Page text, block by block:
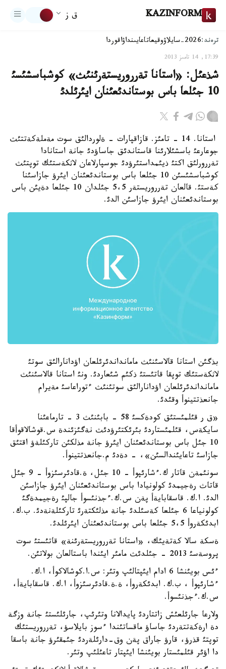
KAZINFORM ق ز
ترەند:2026-سايلاۋ وقيعاتاعايىنداۋاقوردا
17:39, 14 تامىز 2013
شذعئل: «استانا تةرروريستةرئنئث» كوشباسشئسئ
10 جئلعا باس بوستاندئعئنان ايئرئلدئ
استانا. 14 - تامئز. قازاقپارات - ةلوردالئق سوت مةملةكةتتئث
جوعارعئ باسشئلارئنا قاستاندئق جاساؤدئ جانة استانادا
تةررورلئق اكتئ ذيئمداستئرؤدئ جوسپارلاعان لاثكةستئك توپتئث
كوشباسشئسئن 10 جئلعا باس بوستاندئعئنان ايئرؤ جازاسئنا
كةستئ. قالعان تةرروريستةر 5،5 جئلدان 10 جئلعا دةيئن باس
بوستاندئعئنان ايئرؤ جازاسئن الدئ.
بذگئن استانا قالاسئنئث مامانداندئرئلعان اؤدانارالئق سوتئ
لاثكةستئك توپقا قاتئستئ ذكئم شئعاردئ. ونئ استانا قالاسئنئث
مامانداندئرئلعان اؤدانارالئق سوتئنئث ءتوراعاسئ مةيرام
جانعذتتينوأ وقئدئ.
«ق ر قئلمئستئق كودةكسئ 58 - بابئنئث 3 - تارماعئنا
سايكةس، قئلمئستاردئ بئرئكتئرؤدئث نةگئزئندة س.قوشالاقوأقا
10 جئل باس بوستاندئعئنان ايئرؤ جانة مذلكئن تاركئلةؤ اقتئق
جازاسئ تاعايئندالسئن»، - دةدئ م.جانعذتتينوأ.
سونئمةن قاتار ك.ءشارئپوأ - 10 جئل، ة.قادئرسئزوأ - 9 جئل
قاتاث رةجيمدئ كولونيادا باس بوستاندئعئنان ايئرؤ جازاسئن
الدئ. ا.ك. قاسقابايةأ پةن س.ك.ءجذنئسوأ جالپئ رةجيمدةگئ
كولونياعا 6 جئلعا كةسئلدئ جانة مذلئكتةرئ تاركئلةنةدئ. ب.ك.
ابدئكةروأ 5،5 جئلعا باس بوستاندئعئنان ايئرئلدئ.
ةسكة سالا كةتةيئك، «استانا تةرروريستةرئنة» قاتئستئ سوت
پروسةسئ 2013 - جئلدئث مامئر ايئندا باستالعان بولاتئن.
ءئس بويئنشا 6 ادام ايئپتالئپ وتئر: س.ا.كوشالاكوأ، ا.ك.
ءشارئپوأ ، ب.ك. ابدئكةروأ، ة.ة.قادئرسئزوأ، ا.ك. قاسقابايةأ،
س.ك.ءجذنئسوأ.
ولارعا جارئلعئش زاتتاردئ پايدالانا وتئرئپ، جارئلئستئ جانة وزگة
دة ارةكةتتةردئ جاساؤ ماقساتئندا ءسوز بايلاسؤ، تةرروريستئك
توپتئ قذرؤ، قارؤ جاراق پةن وق-دارئلةردئ جئمقئرؤ جانة باسقا
دا اؤئر قئلمئستار بويئنشا ايئپتار تاعئلئپ وتئر.